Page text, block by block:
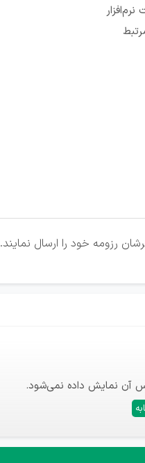
رزومه خود را ارسال نمایند.
آن نمایش داده نمی‌شود.